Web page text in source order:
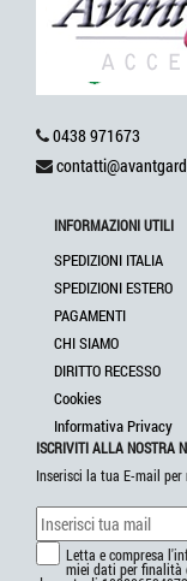
0438 971673
INFORMAZIONI UTILI
SPEDIZIONI ITALIA
SPEDIZIONI ESTERO
PAGAMENTI
CHI SIAMO
DIRITTO RECESSO
Cookies
Informativa Privacy
ISCRIVITI ALLA NOSTRA
Inserisci la tua E-mail
Letta e compresa
miei dati per finalità